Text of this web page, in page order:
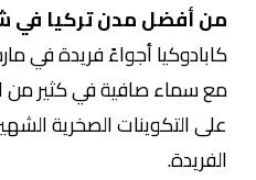
من أفضل مدن تركيا في
كابادوكيا أجواءً فريدة في
مع سماء صافية في كثير من
على التكوينات الصخرية
الفريدة.